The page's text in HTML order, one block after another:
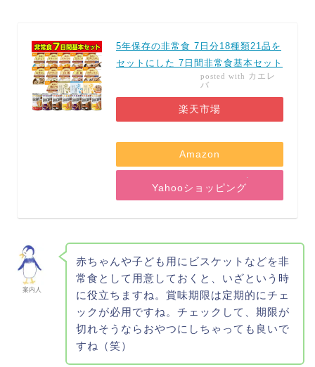
5年保存の非常食 7日分18種類21品を
セットにした 7日間非常食基本セット
posted with カエレ
バ
楽天市場
Amazon
Yahooショッピング
案内人
赤ちゃんや子ども用にビスケットなどを非
常食として用意しておくと、いざという時
に役立ちますね。賞味期限は定期的にチェ
ックが必用ですね。チェックして、期限が
切れそうならおやつにしちゃっても良いで
すね（笑）